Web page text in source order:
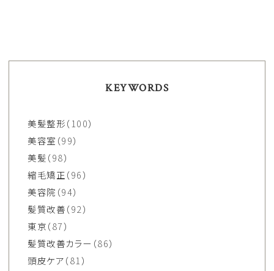
KEYWORDS
美髪整形（100）
美容室 （99）
美髪（98）
縮毛矯正（96）
美容院 （94）
髪質改善（92）
東京（87）
髪質改善カラー （86）
頭皮ケア（81）